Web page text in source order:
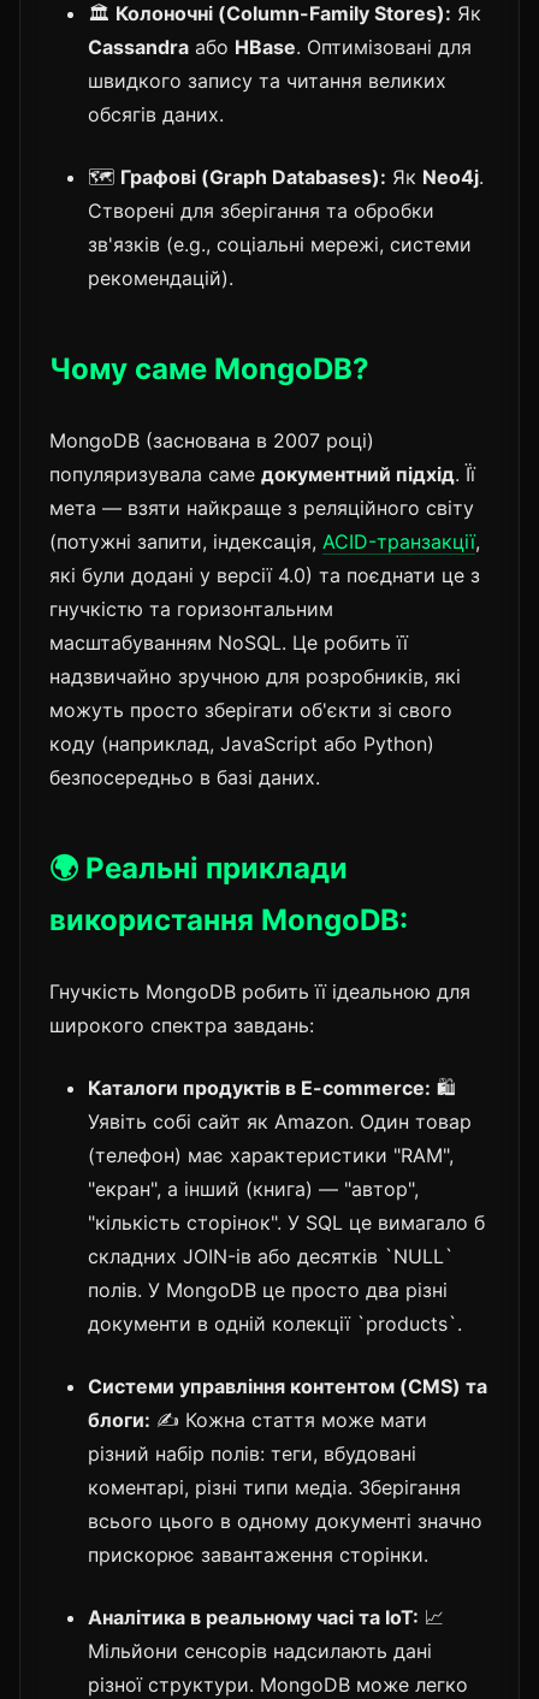
🏛️ Колоночні (Column-Family Stores): Як
Cassandra або HBase. Оптимізовані для
швидкого запису та читання великих
обсягів даних.
🗺️ Графові (Graph Databases): Як Neo4j.
Створені для зберігання та обробки
зв'язків (e.g., соціальні мережі, системи
рекомендацій).
Чому саме MongoDB?
MongoDB (заснована в 2007 році)
популяризувала саме документний підхід. Її
мета — взяти найкраще з реляційного світу
(потужні запити, індексація, ACID-транзакції,
які були додані у версії 4.0) та поєднати це з
гнучкістю та горизонтальним
масштабуванням NoSQL. Це робить її
надзвичайно зручною для розробників, які
можуть просто зберігати об'єкти зі свого
коду (наприклад, JavaScript або Python)
безпосередньо в базі даних.
🌍 Реальні приклади
використання MongoDB:
Гнучкість MongoDB робить її ідеальною для
широкого спектра завдань:
Каталоги продуктів в E-commerce: 🛍️
Уявіть собі сайт як Amazon. Один товар
(телефон) має характеристики "RAM",
"екран", а інший (книга) — "автор",
"кількість сторінок". У SQL це вимагало б
складних JOIN-ів або десятків `NULL`
полів. У MongoDB це просто два різні
документи в одній колекції `products`.
Системи управління контентом (CMS) та
блоги: ✍️ Кожна стаття може мати
різний набір полів: теги, вбудовані
коментарі, різні типи медіа. Зберігання
всього цього в одному документі значно
прискорює завантаження сторінки.
Аналітика в реальному часі та IoT: 📈
Мільйони сенсорів надсилають дані
різної структури. MongoDB може легко